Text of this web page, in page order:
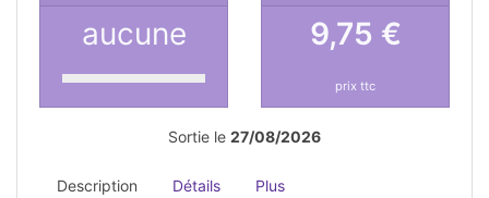
aucune 9,75 €
prix ttc
Sortie le 27/08/2026
Description Détails Plus